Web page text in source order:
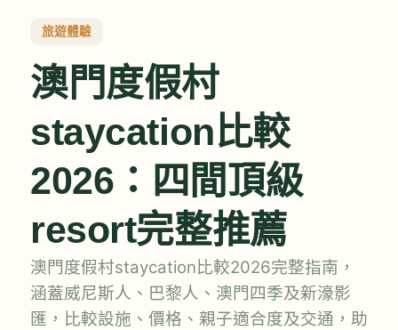
旅遊體驗
澳門度假村
staycation比較
2026：四間頂級
resort完整推薦
澳門度假村staycation比較2026完整指南，
涵蓋威尼斯人、巴黎人、澳門四季及新濠影
匯，比較設施、價格、親子適合度及交通，助